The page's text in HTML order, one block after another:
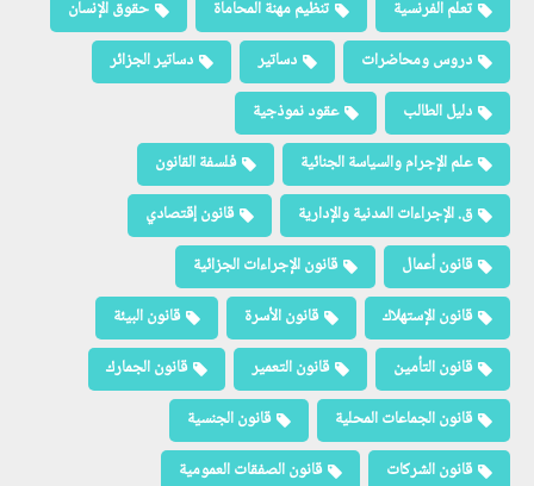
تعلم الفرنسية تنظيم مهنة المحاماة
حقوق الإنسان
دروس ومحاضرات
دساتير
دساتير الجزائر
دليل الطالب
عقود نموذجية
علم الإجرام والسياسة الجنائية
فلسفة القانون
ق. الإجراءات المدنية والإدارية
قانون إقتصادي
قانون أعمال
قانون الإجراءات الجزائية
قانون الإستهلاك
قانون الأسرة
قانون البيئة
قانون التأمين
قانون التعمير
قانون الجمارك
قانون الجماعات المحلية
قانون الجنسية
قانون الشركات
قانون الصفقات العمومية